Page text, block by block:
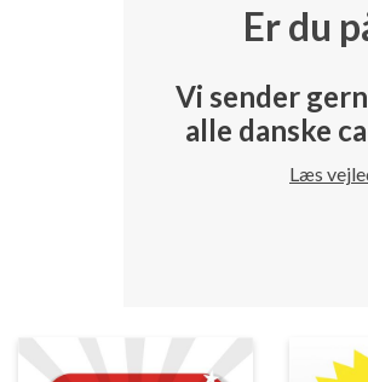
Er du
Vi sender
alle danske
Læs